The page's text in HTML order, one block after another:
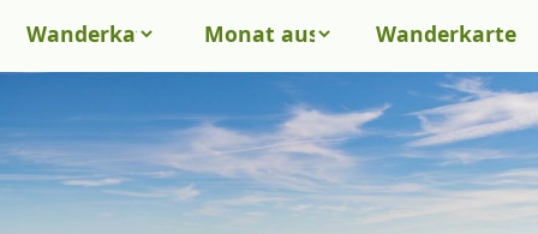
A
T
P
Touren
Datum
Wanderkarte